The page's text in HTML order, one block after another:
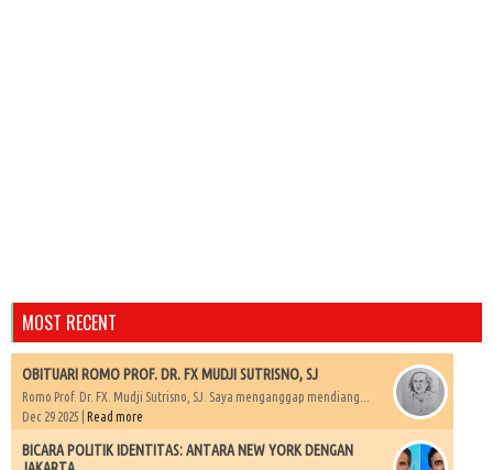
MOST RECENT
OBITUARI ROMO PROF. DR. FX MUDJI SUTRISNO, SJ
Romo Prof. Dr. FX. Mudji Sutrisno, SJ. Saya menganggap mendiang...
Dec 29 2025 | Read more
BICARA POLITIK IDENTITAS: ANTARA NEW YORK DENGAN